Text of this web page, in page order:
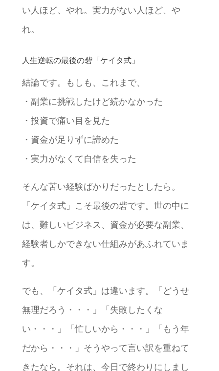
い人ほど、やれ。実力がない人ほど、や
れ。
人生逆転の最後の砦「ケイタ式」
結論です。もしも、これまで、
・副業に挑戦したけど続かなかった
・投資で痛い目を見た
・資金が足りずに諦めた
・実力がなくて自信を失った
そんな苦い経験ばかりだったとしたら。
「ケイタ式」こそ最後の砦です。世の中に
は、難しいビジネス、資金が必要な副業、
経験者しかできない仕組みがあふれていま
す。
でも、「ケイタ式」は違います。「どうせ
無理だろう・・・」「失敗したくな
い・・・」「忙しいから・・・」「もう年
だから・・・」そうやって言い訳を重ねて
きたなら。それは、今日で終わりにしまし